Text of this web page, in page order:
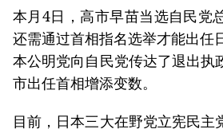
本月4日，高市早苗当选自民党
还需通过首相指名选举才能出任
本公明党向自民党传达了退出执
市出任首相增添变数。
目前，日本三大在野党立宪民主